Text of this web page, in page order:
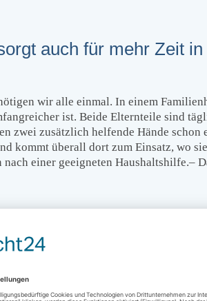
auch für mehr Zeit
wir alle einmal. In einem
ist. Beide Elternteile sind
zwei zusätzlich helfende Hände
kommt überall dort zum Einsatz, wo
einer geeigneten Haushaltshilfe.–
Kontakt aufnehmen